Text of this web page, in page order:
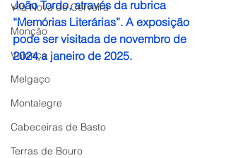
Vila Nova de Cerveira
Monção
Valença
Melgaço
Montalegre
Cabeceiras de Basto
Terras de Bouro
João Tordo, através da rubrica
“Memórias Literárias”. A exposição
pode ser visitada de novembro de
2024 a janeiro de 2025.